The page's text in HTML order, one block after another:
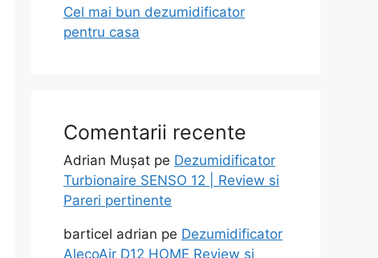
Cel mai bun dezumidificator
pentru casa
Comentarii recente
Adrian Mușat pe Dezumidificator
Turbionaire SENSO 12 | Review si
Pareri pertinente
barticel adrian pe Dezumidificator
AlecoAir D12 HOME Review si